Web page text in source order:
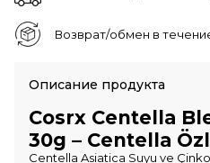
Возврат/обмен в
Описание продукта
Cosrx Centella
30g – Centella
Centella Asiatica Suyu ve